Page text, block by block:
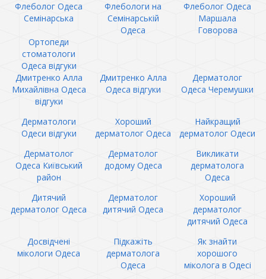
Флеболог Одеса
Семінарська
Флебологи на
Семінарській
Одеса
Флеболог Одеса
Маршала
Говорова
Ортопеди
стоматологи
Одеса відгуки
Дмитренко Алла
Михайлівна Одеса
відгуки
Дмитренко Алла
Одеса відгуки
Дерматолог
Одеса Черемушки
Дерматологи
Одеси відгуки
Хороший
дерматолог Одеса
Найкращий
дерматолог Одеси
Дерматолог
Одеса Київський
район
Дерматолог
додому Одеса
Викликати
дерматолога
Одеса
Дитячий
дерматолог Одеса
Дерматолог
дитячий Одеса
Хороший
дерматолог
дитячий Одеса
Досвідчені
мікологи Одеса
Підкажіть
дерматолога
Одеса
Як знайти
хорошого
міколога в Одесі